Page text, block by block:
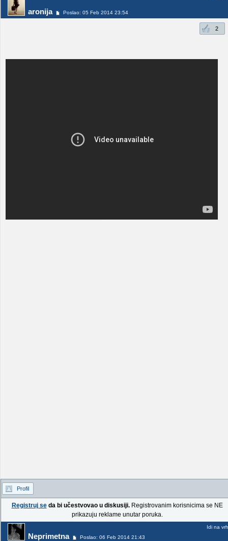
aronija Poslao: 05 Feb 2014 23:54
2
Profil
Registruj seda bi učestvovao u diskusiji.Registrovanim korisnicima se NE
prikazuju reklame unutar poruka.
Neprimetna Poslao: 06 Feb 2014 21:43
Idi na vrh